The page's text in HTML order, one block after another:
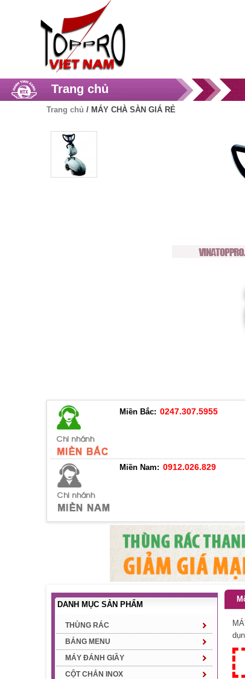
Trang chủ
Trang chủ / MÁY CHÀ SÀN GIÁ RẺ
Miền Bắc: 0247.307.5955
Miền Nam: 0912.026.829
DANH MỤC SẢN PHẨM
THÙNG RÁC
BẢNG MENU
MÁY ĐÁNH GIẦY
CỘT CHẮN INOX